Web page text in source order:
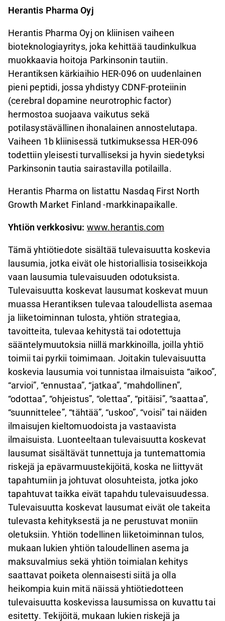
Herantis Pharma Oyj
Herantis Pharma Oyj on kliinisen vaiheen
bioteknologiayritys, joka kehittää taudinkulkua
muokkaavia hoitoja Parkinsonin tautiin.
Herantiksen kärkiaihio HER-096 on uudenlainen
pieni peptidi, jossa yhdistyy CDNF-proteiinin
(cerebral dopamine neurotrophic factor)
hermostoa suojaava vaikutus sekä
potilasystävällinen ihonalainen annostelutapa.
Vaiheen 1b kliinisessä tutkimuksessa HER-096
todettiin yleisesti turvalliseksi ja hyvin siedetyksi
Parkinsonin tautia sairastavilla potilailla.
Herantis Pharma on listattu Nasdaq First North
Growth Market Finland -markkinapaikalle.
Yhtiön verkkosivu: www.herantis.com
Tämä yhtiötiedote sisältää tulevaisuutta koskevia
lausumia, jotka eivät ole historiallisia tosiseikkoja
vaan lausumia tulevaisuuden odotuksista.
Tulevaisuutta koskevat lausumat koskevat muun
muassa Herantiksen tulevaa taloudellista asemaa
ja liiketoiminnan tulosta, yhtiön strategiaa,
tavoitteita, tulevaa kehitystä tai odotettuja
sääntelymuutoksia niillä markkinoilla, joilla yhtiö
toimii tai pyrkii toimimaan. Joitakin tulevaisuutta
koskevia lausumia voi tunnistaa ilmaisuista “aikoo”,
“arvioi”, “ennustaa”, “jatkaa”, “mahdollinen”,
“odottaa”, “ohjeistus”, “olettaa”, “pitäisi”, “saattaa”,
“suunnittelee”, “tähtää”, “uskoo”, “voisi” tai näiden
ilmaisujen kieltomuodoista ja vastaavista
ilmaisuista. Luonteeltaan tulevaisuutta koskevat
lausumat sisältävät tunnettuja ja tuntemattomia
riskejä ja epävarmuustekijöitä, koska ne liittyvät
tapahtumiin ja johtuvat olosuhteista, jotka joko
tapahtuvat taikka eivät tapahdu tulevaisuudessa.
Tulevaisuutta koskevat lausumat eivät ole takeita
tulevasta kehityksestä ja ne perustuvat moniin
oletuksiin. Yhtiön todellinen liiketoiminnan tulos,
mukaan lukien yhtiön taloudellinen asema ja
maksuvalmius sekä yhtiön toimialan kehitys
saattavat poiketa olennaisesti siitä ja olla
heikompia kuin mitä näissä yhtiötiedotteen
tulevaisuutta koskevissa lausumissa on kuvattu tai
esitetty. Tekijöitä, mukaan lukien riskejä ja